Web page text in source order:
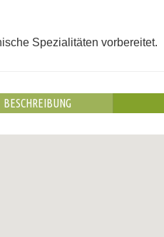
Spezialitäten vorbereitet.
BESCHREIBUNG